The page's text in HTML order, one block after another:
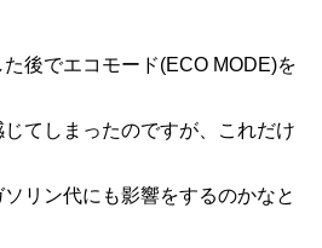
後でエコモード(ECO MODE)を
てしまったのですが、これだけ
リン代にも影響をするのかなと